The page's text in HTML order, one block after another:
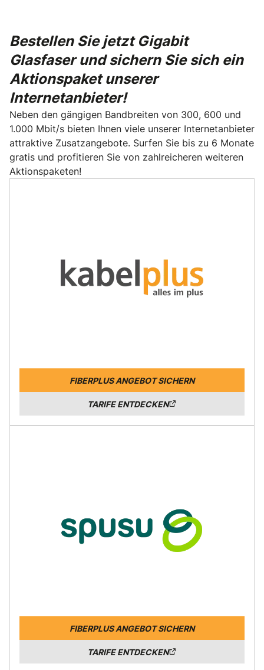
Bestellen Sie jetzt Gigabit
Glasfaser und sichern Sie sich ein
Aktionspaket unserer
Internetanbieter!
Neben den gängigen Bandbreiten von 300, 600 und
1.000 Mbit/s bieten Ihnen viele unserer Internetanbieter
attraktive Zusatzangebote. Surfen Sie bis zu 6 Monate
gratis und profitieren Sie von zahlreicheren weiteren
Aktionspaketen!
FIBERPLUS ANGEBOT SICHERN
TARIFE ENTDECKEN
FIBERPLUS ANGEBOT SICHERN
TARIFE ENTDECKEN